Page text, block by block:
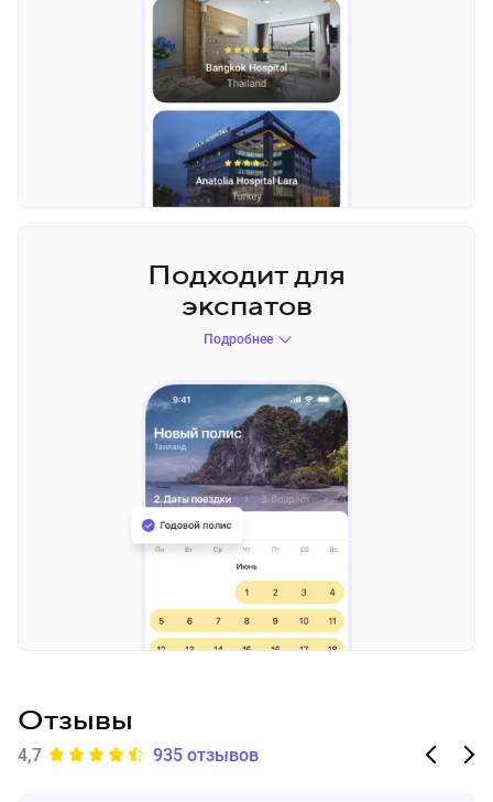
Подходит для
экспатов
Подробнее
Отзывы
4,7 935 отзывов